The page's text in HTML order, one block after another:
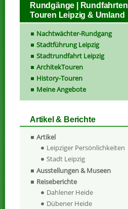
Rundgänge | Rundfahrten |
Touren Leipzig & Umland
Nachtwächter-Rundgang
Stadtführung Leipzig
Stadtrundfahrt Leipzig
ArchitekTouren
History-Touren
Meine Angebote
Artikel & Berichte
Artikel
Leipziger Persönlichkeiten
Stadt Leipzig
Ausstellungen & Museen
Reiseberichte
Dahlener Heide
Dübener Heide